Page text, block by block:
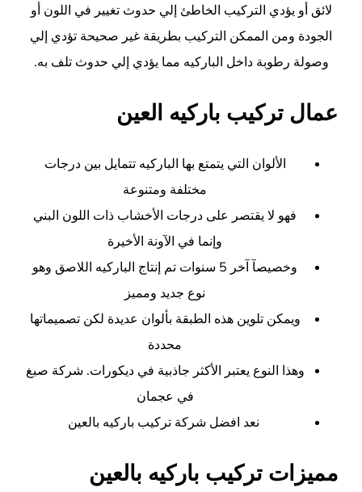
لائق أو يؤدي التركيب الخاطئ إلي حدوث تغيير في اللون أو
الجودة ومن الممكن التركيب بطريقة غير صحيحة تؤدي إلي
وصولة رطوبة داخل الباركيه مما يؤدي إلي حدوث تلف به.
عمال تركيب باركيه العين
الألوان التي يتمتع بها الباركيه تتمايل بين درجات
مختلفة ومتنوعة
فهو لا يقتصر على درجات الأخشاب ذات اللون البني
وإنما في الآونة الأخيرة
وخصيصآ آخر 5 سنوات تم إنتاج الباركيه اللاصق وهو
نوع جديد ومميز
ويمكن تلوين هذه الطبقة بألوان عديدة لكن تصميماتها
محددة
وهذا النوع يعتبر الأكثر جاذبية في ديكورات. شركة صبغ
في عجمان
نعد افضل شركة تركيب باركيه بالعين
مميزات تركيب باركيه بالعين